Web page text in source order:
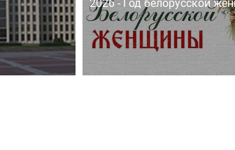
2026 - Год белорусской